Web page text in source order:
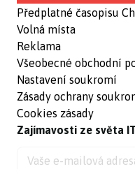
Předplatné časopisu
Volná místa
Reklama
Všeobecné obchodní
Nastavení soukromí
Zásady ochrany
Cookies zásady
Zajímavosti ze světa